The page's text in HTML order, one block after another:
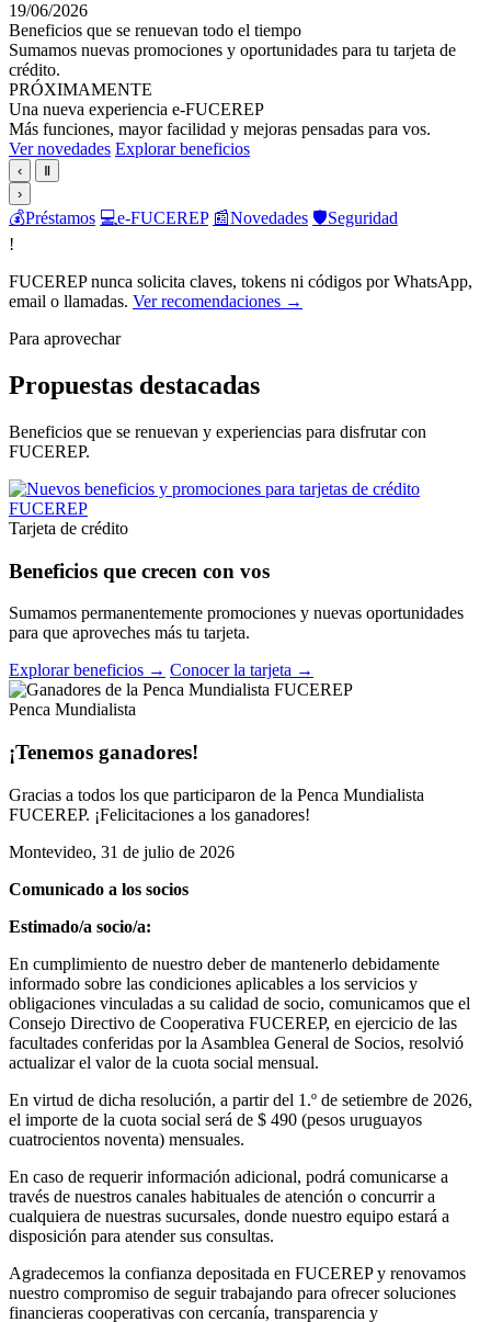
19/06/2026
Beneficios que se renuevan todo el tiempo
Sumamos nuevas promociones y oportunidades para tu tarjeta de
crédito.
PRÓXIMAMENTE
Una nueva experiencia e-FUCEREP
Más funciones, mayor facilidad y mejoras pensadas para vos.
Ver novedades Explorar beneficios
‹
Ⅱ
›
💰Préstamos 💻e-FUCEREP 📰Novedades 🛡️Seguridad
!
FUCEREP nunca solicita claves, tokens ni códigos por WhatsApp,
email o llamadas. Ver recomendaciones →
Para aprovechar
Propuestas destacadas
Beneficios que se renuevan y experiencias para disfrutar con
FUCEREP.
Tarjeta de crédito
Beneficios que crecen con vos
Sumamos permanentemente promociones y nuevas oportunidades
para que aproveches más tu tarjeta.
Explorar beneficios → Conocer la tarjeta →
Penca Mundialista
¡Tenemos ganadores!
Gracias a todos los que participaron de la Penca Mundialista
FUCEREP. ¡Felicitaciones a los ganadores!
Montevideo, 31 de julio de 2026
Comunicado a los socios
Estimado/a socio/a:
En cumplimiento de nuestro deber de mantenerlo debidamente
informado sobre las condiciones aplicables a los servicios y
obligaciones vinculadas a su calidad de socio, comunicamos que el
Consejo Directivo de Cooperativa FUCEREP, en ejercicio de las
facultades conferidas por la Asamblea General de Socios, resolvió
actualizar el valor de la cuota social mensual.
En virtud de dicha resolución, a partir del 1.º de setiembre de 2026,
el importe de la cuota social será de $ 490 (pesos uruguayos
cuatrocientos noventa) mensuales.
En caso de requerir información adicional, podrá comunicarse a
través de nuestros canales habituales de atención o concurrir a
cualquiera de nuestras sucursales, donde nuestro equipo estará a
disposición para atender sus consultas.
Agradecemos la confianza depositada en FUCEREP y renovamos
nuestro compromiso de seguir trabajando para ofrecer soluciones
financieras cooperativas con cercanía, transparencia y